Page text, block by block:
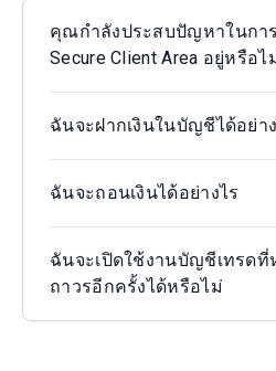
คุณกำลังประสบปัญหาในกา
Secure Client Area อยู่หรือไ
ฉันจะฝากเงินในบัญชีได้อย่า
ฉันจะถอนเงินได้อย่างไร
ฉันจะเปิดใช้งานบัญชีเทรดที่
ถาวรอีกครั้งได้หรือไม่